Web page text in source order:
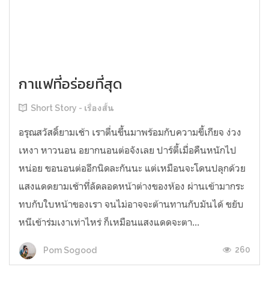
กาแฟที่อร่อยที่สุด
Short Story - เรื่องสั้น
อรุณสวัสดิ์ยามเช้า เราตื่นขึ้นมาพร้อมกับความขี้เกียจ ง่วง
เหงา หาวนอน อยากนอนต่อจังเลย ปาร์ตี้เมื่อคืนหนักไป
หน่อย ขอนอนต่ออีกนิดละกันนะ แต่เหมือนจะโดนปลุกด้วย
แสงแดดยามเช้าที่ลัดลอดหน้าต่างของห้อง ผ่านเข้ามากระ
ทบกับใบหน้าของเรา จนไม่อาจจะต้านทานกับมันได้ ขยับ
หนีเข้าร่มเงาเท่าไหร่ ก็เหมือนแสงแดดจะตา...
Pom Sogood 260